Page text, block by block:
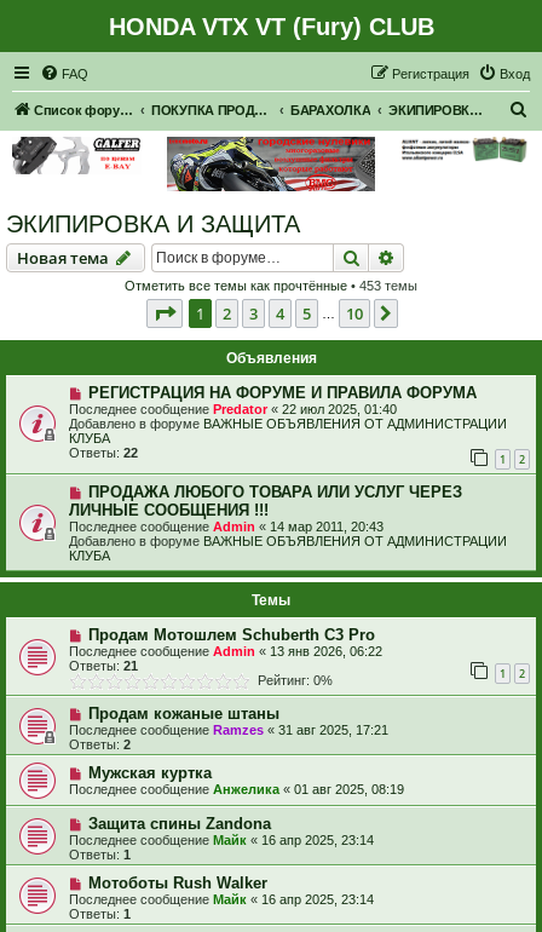
HONDA VTX VT (Fury) CLUB
FAQ Вход
Регистрация
Список форумов ПОКУПКА ПРОДАЖА БАРАХОЛКА ЭКИПИРОВКА И ЗАЩИТА
ЭКИПИРОВКА И ЗАЩИТА
Новая тема
Новаятема Поиск
Отметить все темы как прочтённые • 453 темы
Страница из 10
1 2 3 4 5 10
Объявления
РЕГИСТРАЦИЯ НА ФОРУМЕ И ПРАВИЛА ФОРУМА
Последнее сообщение Predator« 22 июл 2025, 01:40
Добавлено в форуме ВАЖНЫЕ ОБЪЯВЛЕНИЯ ОТ АДМИНИСТРАЦИИ
КЛУБА
Ответы: 22 1 2
ПРОДАЖА ЛЮБОГО ТОВАРА ИЛИ УСЛУГ ЧЕРЕЗ
ЛИЧНЫЕ СООБЩЕНИЯ !!!
Последнее сообщение Admin « 14 мар 2011, 20:43
Добавлено в форуме ВАЖНЫЕ ОБЪЯВЛЕНИЯ ОТ АДМИНИСТРАЦИИ
КЛУБА
Темы
Продам Мотошлем Schuberth C3 Pro
Последнее сообщение Admin « 13 янв 2026, 06:22
Ответы: 21 1 2
Рейтинг: 0%
Продам кожаные штаны
Последнее сообщение Ramzes « 31 авг 2025, 17:21
Ответы: 2
Мужская куртка
Последнее сообщение Анжелика« 01 авг 2025, 08:19
Защита спины Zandona
Последнее сообщение Майк « 16 апр 2025, 23:14
Ответы: 1
Мотоботы Rush Walker
Последнее сообщение Майк « 16 апр 2025, 23:14
Ответы: 1